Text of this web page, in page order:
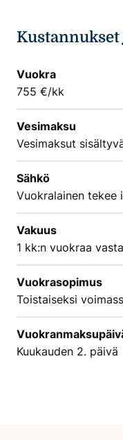
Kustannukset
Vuokra
755 €/kk
Vesimaksu
Vesimaksut
Sähkö
Vuokralainen tekee
Vakuus
1 kk:n vuokraa
Vuokrasopimus
Toistaiseksi
Kuukauden 2. päivä